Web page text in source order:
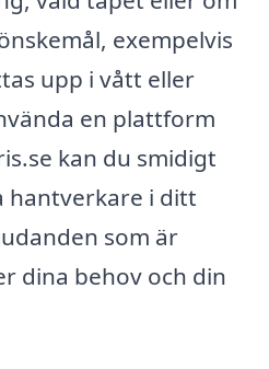
exempelvis
upp i vått eller
en plattform
kan du smidigt
hantverkare i ditt
som är
dina behov och din